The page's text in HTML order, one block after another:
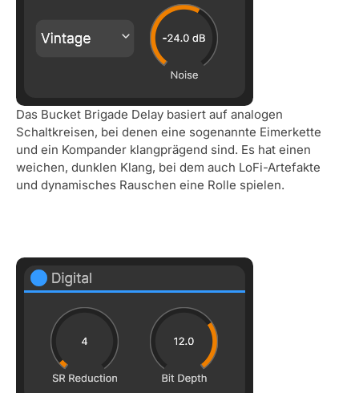
Das Bucket Brigade Delay basiert auf analogen
Schaltkreisen, bei denen eine sogenannte Eimerkette
und ein Kompander klangprägend sind. Es hat einen
weichen, dunklen Klang, bei dem auch LoFi-Artefakte
und dynamisches Rauschen eine Rolle spielen.